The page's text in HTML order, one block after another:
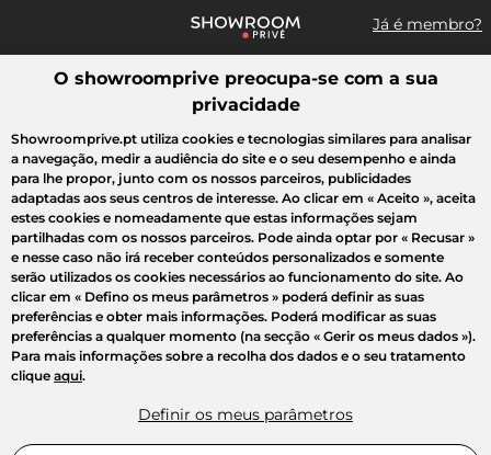
Já é membro?
Pesquisar uma marca, um artigo, uma venda...
Todas as vendas Moda Desporto Casa Criança Beleza
O showroomprive preocupa-se com a sua
privacidade
Showroomprive.pt utiliza cookies e tecnologias similares para analisar
a navegação, medir a audiência do site e o seu desempenho e ainda
para lhe propor, junto com os nossos parceiros, publicidades
adaptadas aos seus centros de interesse. Ao clicar em « Aceito », aceita
estes cookies e nomeadamente que estas informações sejam
partilhadas com os nossos parceiros. Pode ainda optar por « Recusar »
e nesse caso não irá receber conteúdos personalizados e somente
serão utilizados os cookies necessários ao funcionamento do site. Ao
clicar em « Defino os meus parâmetros » poderá definir as suas
preferências e obter mais informações. Poderá modificar as suas
preferências a qualquer momento (na secção « Gerir os meus dados »).
Para mais informações sobre a recolha dos dados e o seu tratamento
clique aqui.
Definir os meus parâmetros